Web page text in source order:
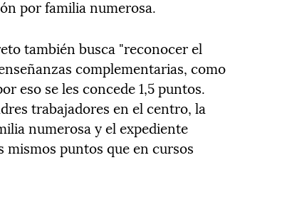
por familia numerosa.
también busca "reconocer el
complementarias, como
eso se les concede 1,5 puntos.
trabajadores en el centro, la
numerosa y el expediente
puntos que en cursos